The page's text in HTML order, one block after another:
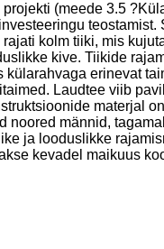
(meede 3.5
kolm tiiki, mis
kive. Tiikide
külarahvaga erinevat
Laudtee viib
materjal
noored männid,
ja looduslikke
kevadel maikuus